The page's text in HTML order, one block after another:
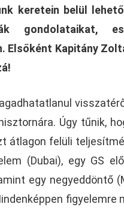
keretein belül
gondolataikat,
Elsőként Kapitány
Úgy tűnik,
átlagon felüli
(Dubai), egy GS
egy negyeddöntő
figyelemre